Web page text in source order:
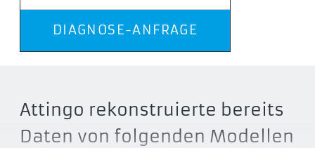
DIAGNOSE-ANFRAGE
Attingo rekonstruierte bereits
Daten von folgenden Modellen